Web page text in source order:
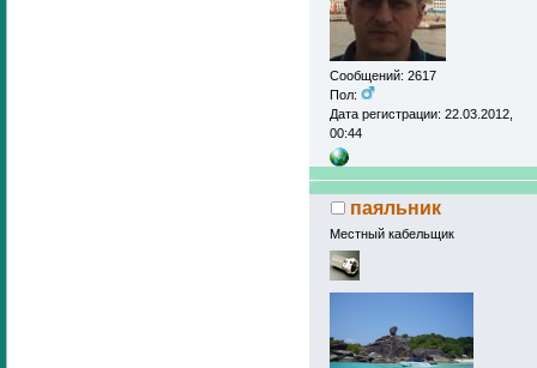
Сообщений: 2617
Пол:
Дата регистрации: 22.03.2012,
00:44
паяльник
Местный кабельщик